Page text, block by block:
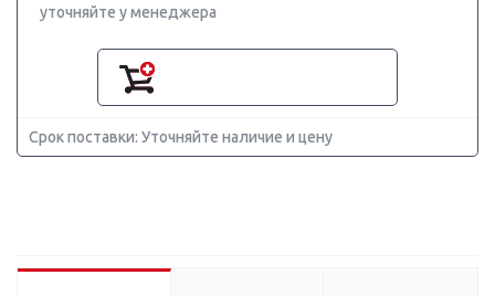
уточняйте у менеджера
Срок поставки: Уточняйте наличие и цену